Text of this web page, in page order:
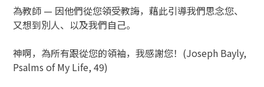
為教師 — 因他們從您領受教誨，藉此引導我們思念您、
又想到別人、以及我們自己。
神啊，為所有跟從您的領袖，我感謝您！(Joseph Bayly,
Psalms of My Life, 49)